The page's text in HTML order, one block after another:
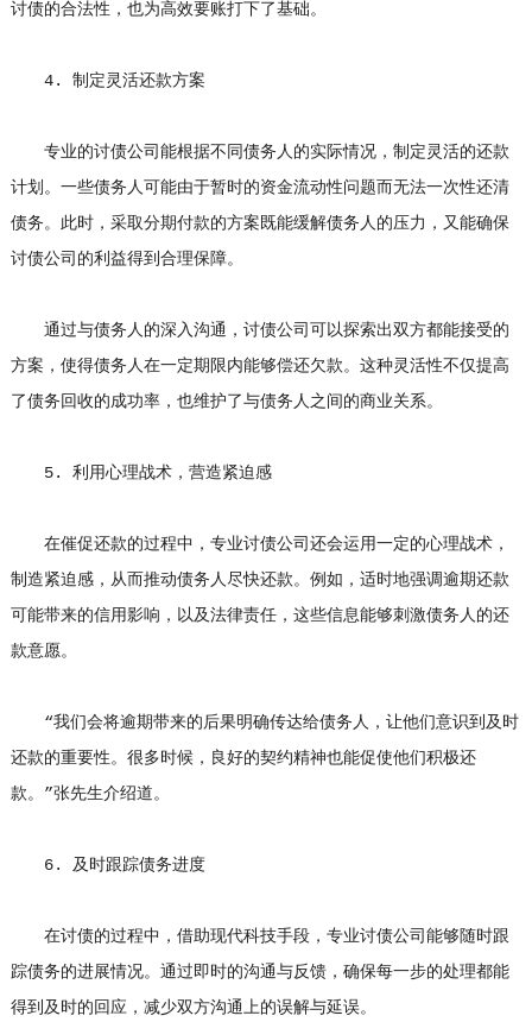
讨债的合法性，也为高效要账打下了基础。
4. 制定灵活还款方案
专业的讨债公司能根据不同债务人的实际情况，制定灵活的还款
计划。一些债务人可能由于暂时的资金流动性问题而无法一次性还清
债务。此时，采取分期付款的方案既能缓解债务人的压力，又能确保
讨债公司的利益得到合理保障。
通过与债务人的深入沟通，讨债公司可以探索出双方都能接受的
方案，使得债务人在一定期限内能够偿还欠款。这种灵活性不仅提高
了债务回收的成功率，也维护了与债务人之间的商业关系。
5. 利用心理战术，营造紧迫感
在催促还款的过程中，专业讨债公司还会运用一定的心理战术，
制造紧迫感，从而推动债务人尽快还款。例如，适时地强调逾期还款
可能带来的信用影响，以及法律责任，这些信息能够刺激债务人的还
款意愿。
“我们会将逾期带来的后果明确传达给债务人，让他们意识到及时
还款的重要性。很多时候，良好的契约精神也能促使他们积极还
款。”张先生介绍道。
6. 及时跟踪债务进度
在讨债的过程中，借助现代科技手段，专业讨债公司能够随时跟
踪债务的进展情况。通过即时的沟通与反馈，确保每一步的处理都能
得到及时的回应，减少双方沟通上的误解与延误。